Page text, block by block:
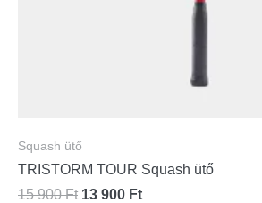
Squash ütő
TRISTORM TOUR Squash ütő
15 900Ft 13 900 Ft